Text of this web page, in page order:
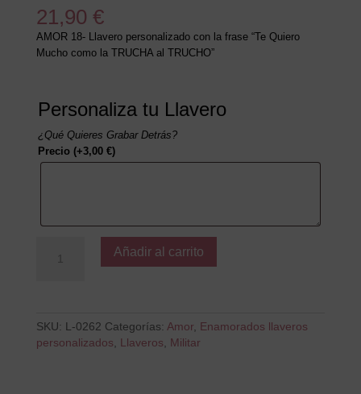
21,90 €
AMOR 18- Llavero personalizado con la frase “Te Quiero
Mucho como la TRUCHA al TRUCHO”
Personaliza tu Llavero
¿Qué Quieres Grabar Detrás?
Precio (+3,00 €)
quiero
trucha…
cantidad
Añadir al carrito
SKU: L-0262 Categorías: Amor, Enamorados llaveros
personalizados, Llaveros, Militar